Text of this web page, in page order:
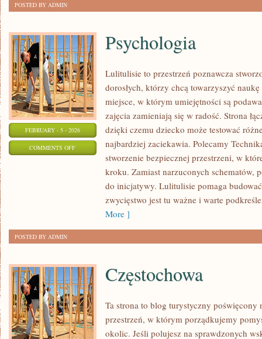
POSTED BY ADMIN
FEBRUARY - 5 - 2026
COMMENTS OFFON
PSYCHOLOGIA
Psychologia
Lulitulisie to przestrzeń poznawcza
dorosłych, którzy chcą towarzyszyć
miejsce, w którym umiejętności są
zajęcia zamieniają się w radość. Strona
dzięki czemu dziecko może testować
najbardziej zaciekawia. Polecamy
stworzenie bezpiecznej przestrzeni, w
kroku. Zamiast narzuconych schematów,
do inicjatywy. Lulitulisie pomaga
zwycięstwo jest tu ważne i warte
More ]
POSTED BY ADMIN
Częstochowa
Ta strona to blog turystyczny poświęcony
przestrzeń, w którym porządkujemy
okolic. Jeśli polujesz na sprawdzonych